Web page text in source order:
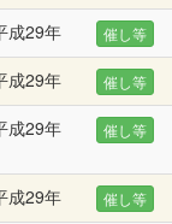
成29年
催し等
成29年
催し等
成29年
催し等
成29年
催し等